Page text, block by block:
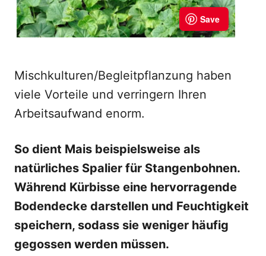
Mischkulturen/Begleitpflanzung haben
viele Vorteile und verringern Ihren
Arbeitsaufwand enorm.
So dient Mais beispielsweise als
natürliches Spalier für Stangenbohnen.
Während Kürbisse eine hervorragende
Bodendecke darstellen und Feuchtigkeit
speichern, sodass sie weniger häufig
gegossen werden müssen.